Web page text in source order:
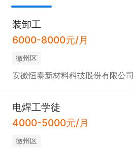
装卸工
6000-8000元/月
徽州区
安徽恒泰新材料科技股份有限公司
电焊工学徒
4000-5000元/月
徽州区